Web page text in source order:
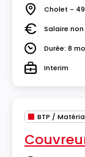
Lieu Cholet -
Salaire
Salaire
DuréeDurée: 8
TypeInterim